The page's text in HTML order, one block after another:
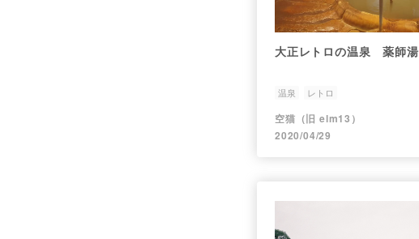
大正レトロの温泉 薬師湯
温泉 レトロ
空猫（旧 elm13）
2020/04/29